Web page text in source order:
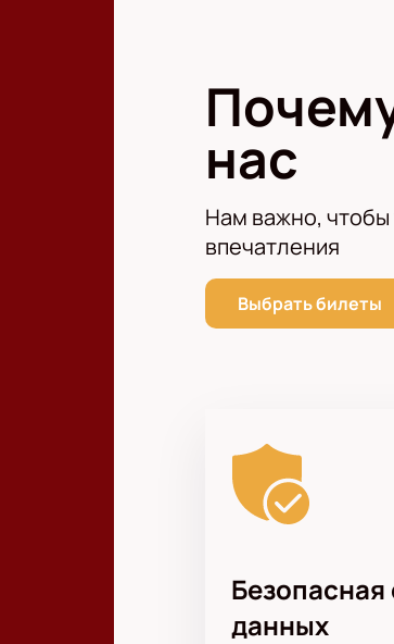
чемпионата СССР и
«Динамо» — один из
всю историю. Один из
участвовал также во
2018 году вновь
нас
Нам важно, чтобы
впечатления
Выбрать билеты
данных